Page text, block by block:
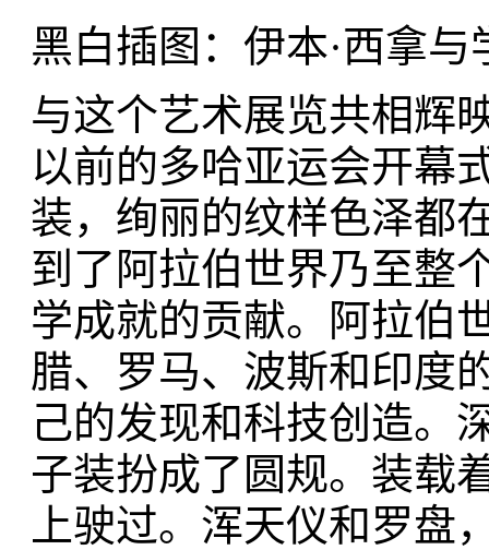
黑白插图：伊本·西拿
与这个艺术展览共相辉
以前的多哈亚运会开幕
装，绚丽的纹样色泽都
到了阿拉伯世界乃至整
学成就的贡献。阿拉伯
腊、罗马、波斯和印度
己的发现和科技创造。
子装扮成了圆规。装载
上驶过。浑天仪和罗盘